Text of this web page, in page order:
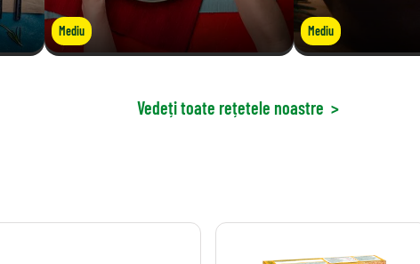
Mediu Mediu
Vedeți toate rețetele noastre >